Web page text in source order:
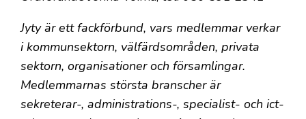
Jyty är ett fackförbund, vars medlemmar verkar
i kommunsektorn, välfärdsområden, privata
sektorn, organisationer och församlingar.
Medlemmarnas största branscher är
sekreterar-, administrations-, specialist- och ict-